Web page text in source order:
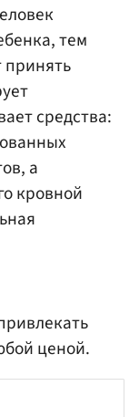
тем
принять
средства:
а
кровной
ценой.